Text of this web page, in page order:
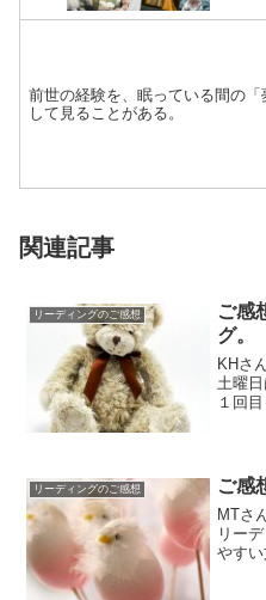
前世の経験を、眠っている間の「
して見ることがある。
関連記事
リーディングのご感想
ご感
グ。
KHさ
土曜日
１回
リーディングのご感想 ご感
MTさ
リー
やす